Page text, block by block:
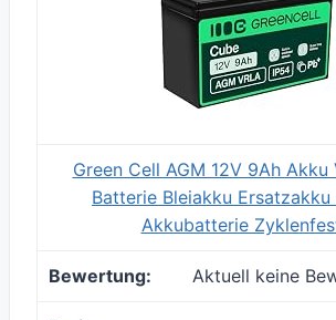
Green Cell AGM 12V 9Ah Akku
Batterie Bleiakku Ersatzakku
Akkubatterie
Aktuell keine